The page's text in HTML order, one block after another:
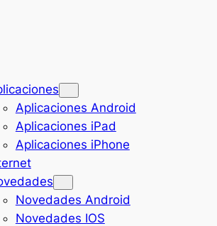
Aplicaciones Android
Aplicaciones iPad
Aplicaciones iPhone
Novedades Android
Novedades IOS